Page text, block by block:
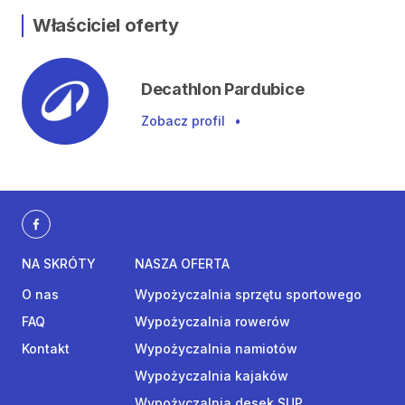
Właściciel oferty
Decathlon Pardubice
Zobacz profil •
NA SKRÓTY
O nas
FAQ
Kontakt
NASZA OFERTA
Wypożyczalnia sprzętu sportowego
Wypożyczalnia rowerów
Wypożyczalnia namiotów
Wypożyczalnia kajaków